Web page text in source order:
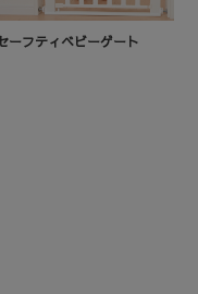
ーフティベビーゲート